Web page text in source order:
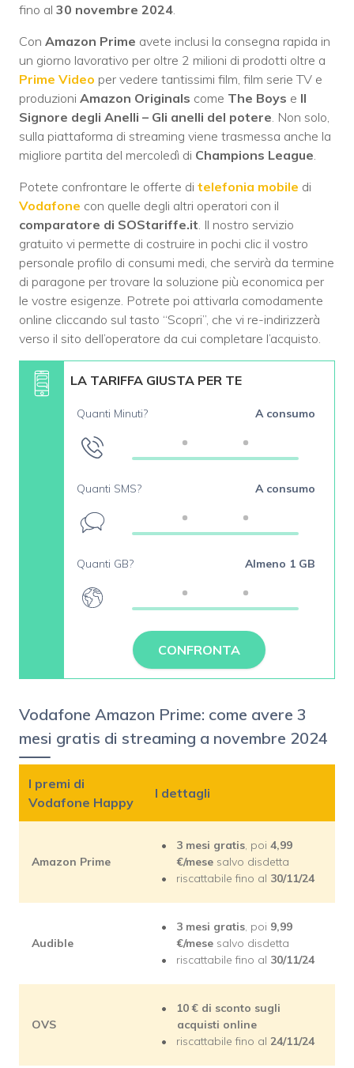
fino al 30 novembre 2024
Con Amazon Prime avete inclusi la consegna rapida in
un giorno lavorativo per oltre 2 milioni di prodotti oltre a
Prime Video per vedere tantissimi film, film serie TV e
produzioni Amazon Originals come The Boys e Il
Signore degli Anelli – Gli anelli del potere . Non solo,
sulla piattaforma di streaming viene trasmessa anche la
migliore partita del mercoledì di Champions League
Potete confrontare le offerte di telefonia mobile di
Vodafone con quelle degli altri operatori con il
comparatore di SOStariffe.it . Il nostro servizio
gratuito vi permette di costruire in pochi clic il vostro
personale profilo di consumi medi, che servirà da termine
di paragone per trovare la soluzione più economica per
le vostre esigenze. Potrete poi attivarla comodamente
online cliccando sul tasto “Scopri”, che vi re-indirizzerà
verso il sito dell’operatore da cui completare l’acquisto.
LA TARIFFA GIUSTA PER TE
Quanti Minuti? A consumo
Quanti SMS? A consumo
Quanti GB? Almeno 1 GB
CONFRONTA
Vodafone Amazon Prime: come avere 3
mesi gratis di streaming a novembre 2024
I premi di
Vodafone Happy
I dettagli
Amazon Prime
3 mesi gratis, poi 4,99
€/mese salvo disdetta
riscattabile fino al 30/11/24
Audible
3 mesi gratis, poi 9,99
€/mese salvo disdetta
riscattabile fino al 30/11/24
OVS
10 € di sconto sugli
acquisti online
riscattabile fino al 24/11/24